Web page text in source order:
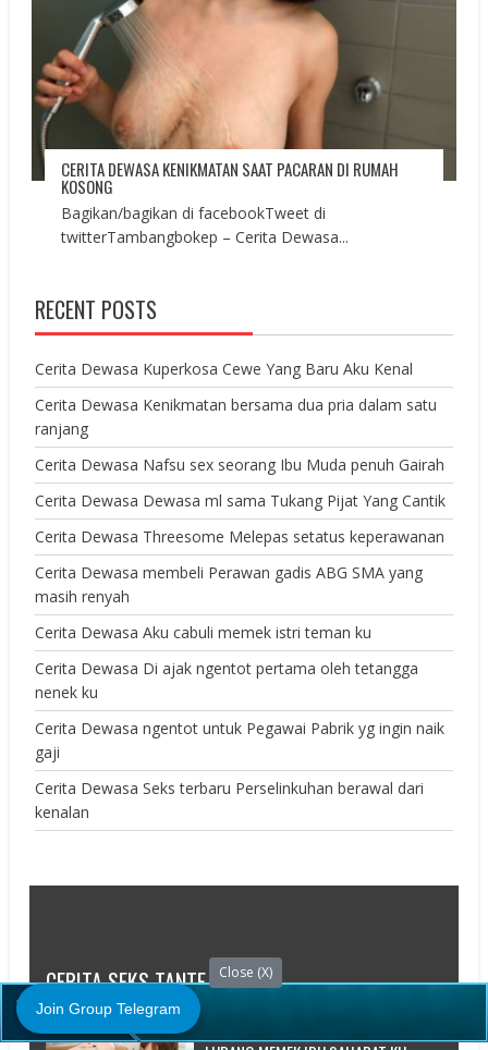
CERITA DEWASA KENIKMATAN SAAT PACARAN DI RUMAH
KOSONG
Bagikan/bagikan di facebookTweet di
twitterTambangbokep – Cerita Dewasa...
RECENT POSTS
Cerita Dewasa Kuperkosa Cewe Yang Baru Aku Kenal
Cerita Dewasa Kenikmatan bersama dua pria dalam satu
ranjang
Cerita Dewasa Nafsu sex seorang Ibu Muda penuh Gairah
Cerita Dewasa Dewasa ml sama Tukang Pijat Yang Cantik
Cerita Dewasa Threesome Melepas setatus keperawanan
Cerita Dewasa membeli Perawan gadis ABG SMA yang
masih renyah
Cerita Dewasa Aku cabuli memek istri teman ku
Cerita Dewasa Di ajak ngentot pertama oleh tetangga
nenek ku
Cerita Dewasa ngentot untuk Pegawai Pabrik yg ingin naik
gaji
Cerita Dewasa Seks terbaru Perselinkuhan berawal dari
kenalan
CERITA SEKS TANTE
CERITA DEWASA NIKMATNYA HISAPAN
Close (X)
Join Group Telegram